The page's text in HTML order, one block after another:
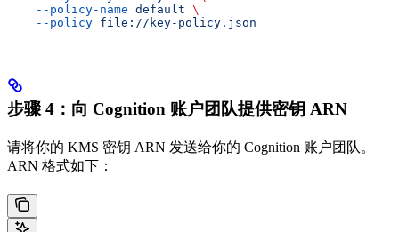
    --policy-name
default \
    --policy
file://key-policy.json
步骤 4：向 Cognition 账户团队提供密钥 ARN
请将你的 KMS 密钥 ARN 发送给你的 Cognition 账户团队。
ARN 格式如下：